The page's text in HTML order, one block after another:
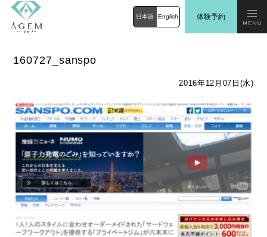
日本語 English 体験予約
160727_sanspo
2016年12月07日(水)